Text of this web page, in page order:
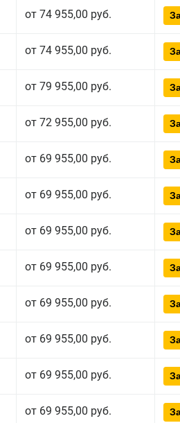
от 74 955,00 руб.
от 74 955,00 руб.
от 79 955,00 руб.
от 72 955,00 руб.
от 69 955,00 руб.
от 69 955,00 руб.
от 69 955,00 руб.
от 69 955,00 руб.
от 69 955,00 руб.
от 69 955,00 руб.
от 69 955,00 руб.
от 69 955,00 руб.